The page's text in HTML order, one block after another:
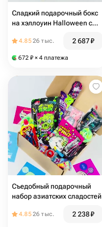
Сладкий подарочный бокс
на хэллоуин Halloween с
4.8526 тыс. 2 687₽
672 ₽ × 4 платежа
Съедобный подарочный
набор азиатских сладостей
4.8526 тыс. 2 238₽